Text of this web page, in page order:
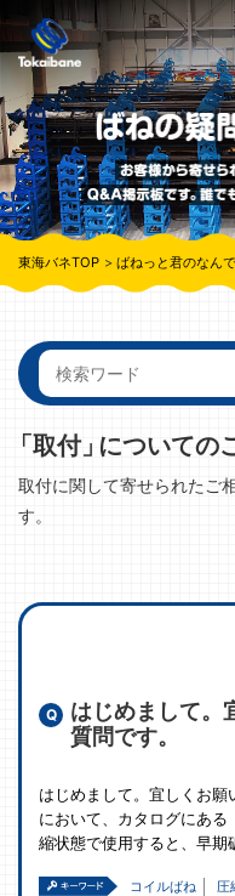
東海バネTOP ばねっと君のなん
「取付」についての
取付に関して寄せられたご
す。
はじめまして。
質問です。
はじめまして。宜しくお
において、カタログにあ
縮状態で使用すると、早期
コイルばね 圧